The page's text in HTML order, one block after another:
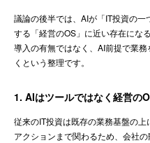
議論の後半では、AIが「IT投資の
する「経営のOS」に近い存在にな
導入の有無ではなく、AI前提で業
くという整理です。
1. AIはツールではなく経営の
従来のIT投資は既存の業務基盤の
アクションまで関わるため、会社